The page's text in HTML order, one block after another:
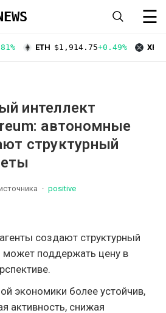
☰
ETH $1,914.75+0.49% XRP
интеллект
автономные
структурный
positive
создают структурный
может поддержать цену в
экономики более устойчив,
активность, снижая